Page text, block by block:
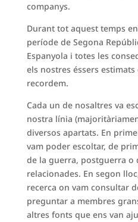
companys.
Durant tot aquest temps
període de Segona
Espanyola i totes les
els nostres éssers
recordem.
Cada un de nosaltres va
nostra línia
diversos apartats. En
vam poder escoltar, de
de la guerra, postguerra o
relacionades. En segon
recerca on vam consultar
preguntar a membres
altres fonts que ens van